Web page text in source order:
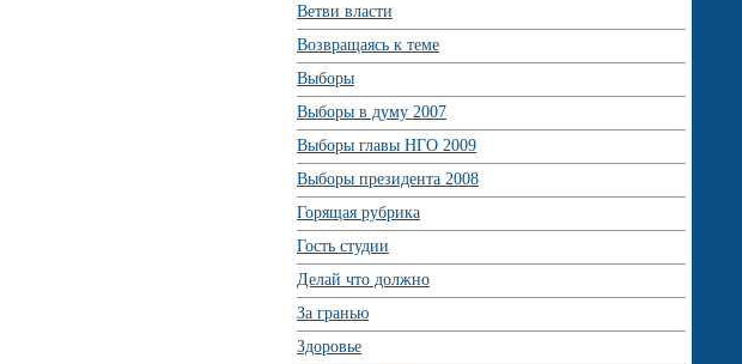
Ветви власти
Возвращаясь к теме
Выборы
Выборы в думу 2007
Выборы главы НГО 2009
Выборы президента 2008
Горящая рубрика
Гость студии
Делай что должно
За гранью
Здоровье